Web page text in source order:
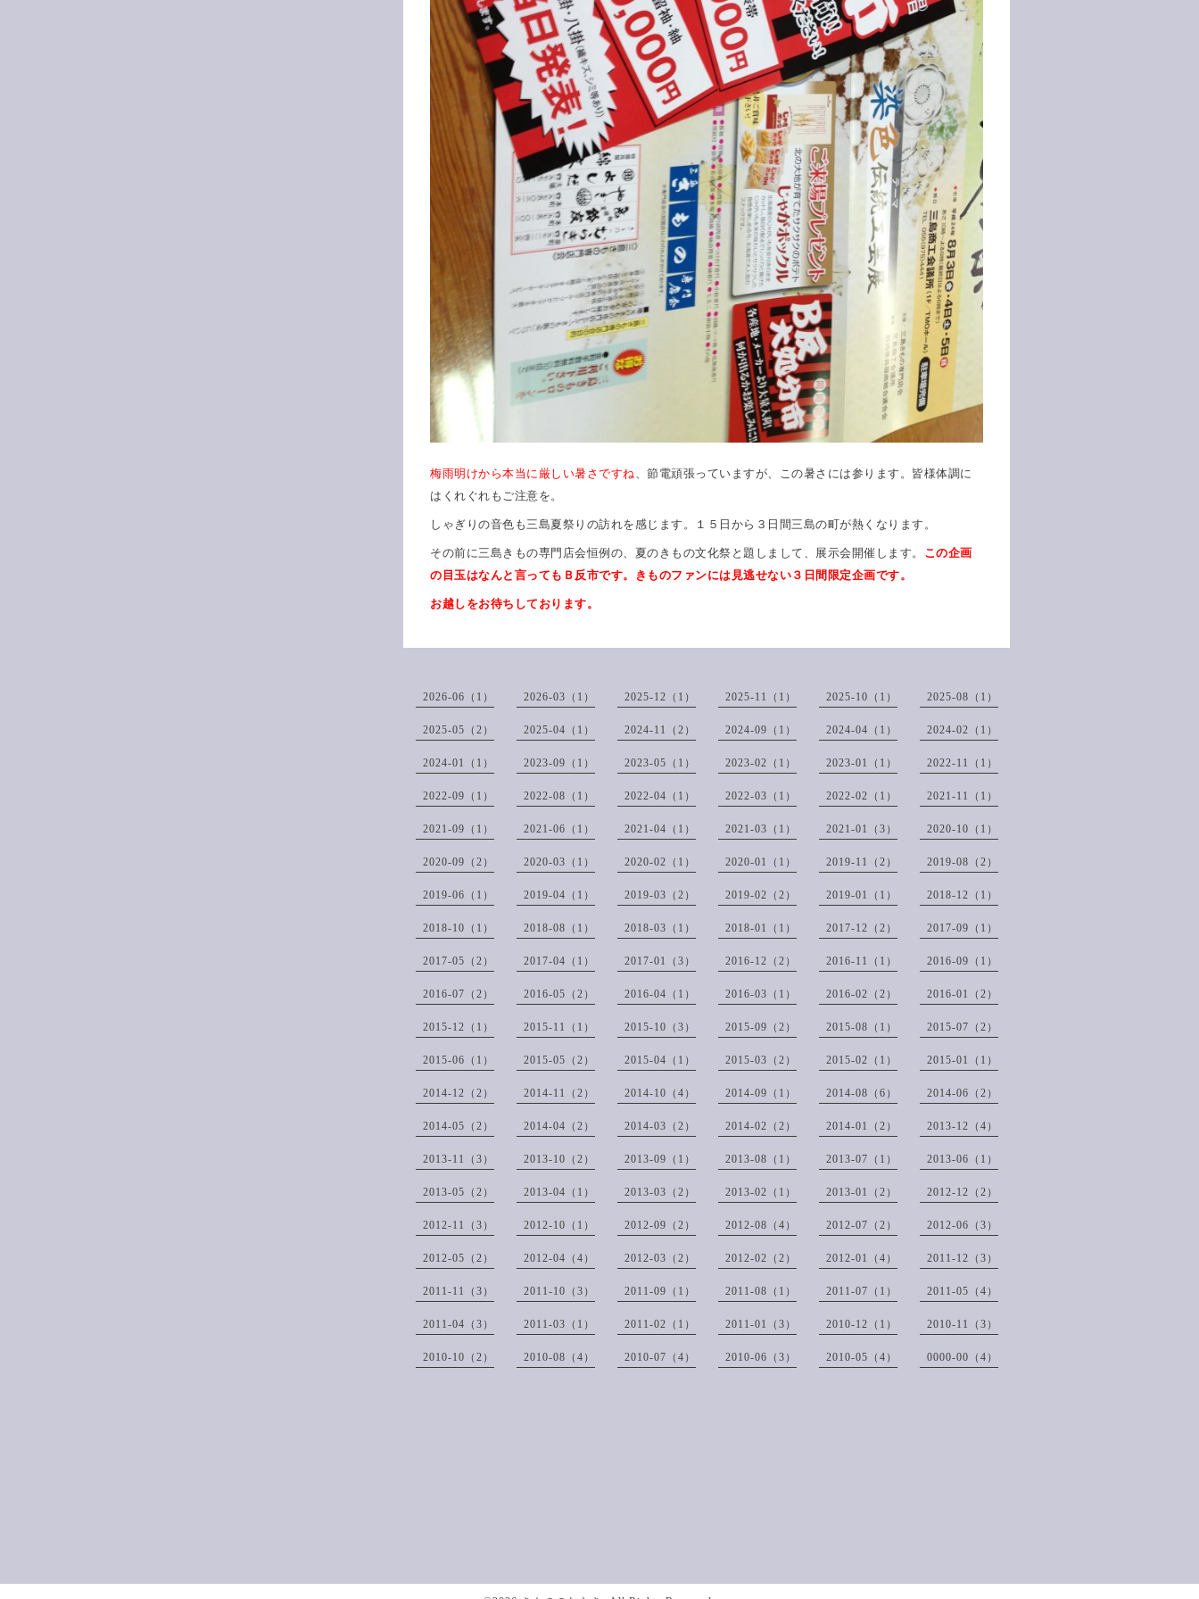
梅雨明けから本当に厳しい暑さですね 、節電頑張っていますが、この暑さには参ります。皆様体調に
はくれぐれもご注意を。
しゃぎりの音色も三島夏祭りの訪れを感じます。１５日から３日間三島の町が熱くなります。
その前に三島きもの専門店会恒例の、夏のきもの文化祭と題しまして、展示会開催します。 この企画
の目玉はなんと言ってもＢ反市です。きものファンには見逃せない３日間限定企画です。
お越しをお待ちしております。
2026-06（1） 2026-03（1） 2025-12（1） 2025-11（1） 2025-10（1） 2025-08（1）
2025-05（2） 2025-04（1） 2024-11（2） 2024-09（1） 2024-04（1） 2024-02（1）
2024-01（1） 2023-09（1） 2023-05（1） 2023-02（1） 2023-01（1） 2022-11（1）
2022-09（1） 2022-08（1） 2022-04（1） 2022-03（1） 2022-02（1） 2021-11（1）
2021-09（1） 2021-06（1） 2021-04（1） 2021-03（1） 2021-01（3） 2020-10（1）
2020-09（2） 2020-03（1） 2020-02（1） 2020-01（1） 2019-11（2） 2019-08（2）
2019-06（1） 2019-04（1） 2019-03（2） 2019-02（2） 2019-01（1） 2018-12（1）
2018-10（1） 2018-08（1） 2018-03（1） 2018-01（1） 2017-12（2） 2017-09（1）
2017-05（2） 2017-04（1） 2017-01（3） 2016-12（2） 2016-11（1） 2016-09（1）
2016-07（2） 2016-05（2） 2016-04（1） 2016-03（1） 2016-02（2） 2016-01（2）
2015-12（1） 2015-11（1） 2015-10（3） 2015-09（2） 2015-08（1） 2015-07（2）
2015-06（1） 2015-05（2） 2015-04（1） 2015-03（2） 2015-02（1） 2015-01（1）
2014-12（2） 2014-11（2） 2014-10（4） 2014-09（1） 2014-08（6） 2014-06（2）
2014-05（2） 2014-04（2） 2014-03（2） 2014-02（2） 2014-01（2） 2013-12（4）
2013-11（3） 2013-10（2） 2013-09（1） 2013-08（1） 2013-07（1） 2013-06（1）
2013-05（2） 2013-04（1） 2013-03（2） 2013-02（1） 2013-01（2） 2012-12（2）
2012-11（3） 2012-10（1） 2012-09（2） 2012-08（4） 2012-07（2） 2012-06（3）
2012-05（2） 2012-04（4） 2012-03（2） 2012-02（2） 2012-01（4） 2011-12（3）
2011-11（3） 2011-10（3） 2011-09（1） 2011-08（1） 2011-07（1） 2011-05（4）
2011-04（3） 2011-03（1） 2011-02（1） 2011-01（3） 2010-12（1） 2010-11（3）
2010-10（2） 2010-08（4） 2010-07（4） 2010-06（3） 2010-05（4） 0000-00（4）